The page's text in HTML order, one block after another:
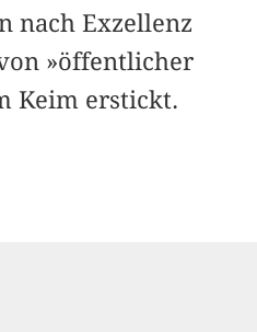
nach Exzellenz
»öffentlicher
Keim erstickt.